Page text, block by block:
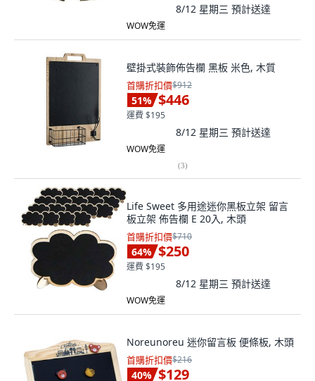
8/12 星期三 預計送達
WOW免運
壁掛式裝飾佈告欄 黑板 米色, 木質
首購折扣價$912
51% $446
運費 $195
8/12 星期三 預計送達
WOW免運
(3)
Life Sweet 多用途迷你黑板立架 留言
板立架 佈告欄 E 20入, 木頭
首購折扣價$710
64% $250
運費 $195
8/12 星期三 預計送達
WOW免運
Noreunoreu 迷你留言板 便條板, 木頭
首購折扣價$216
40% $129